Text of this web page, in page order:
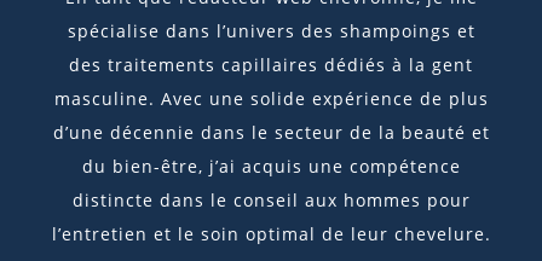
spécialise dans l’univers des shampoings et
des traitements capillaires dédiés à la gent
masculine. Avec une solide expérience de plus
d’une décennie dans le secteur de la beauté et
du bien-être, j’ai acquis une compétence
distincte dans le conseil aux hommes pour
l’entretien et le soin optimal de leur chevelure.